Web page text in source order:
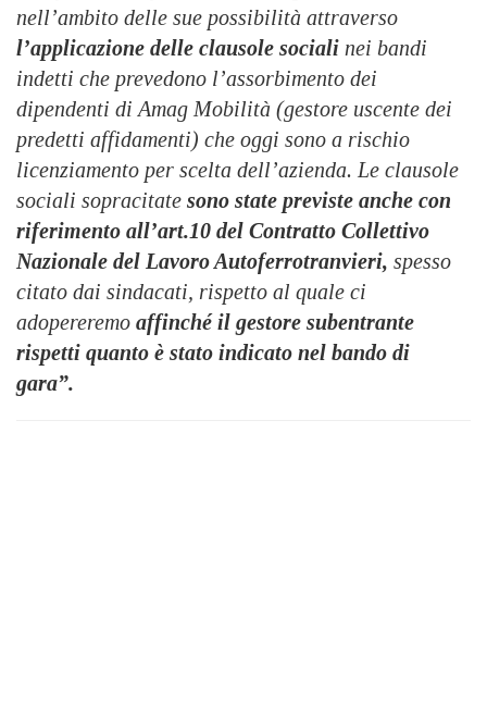
nell’ambito delle sue possibilità attraverso
l’applicazione delle clausole sociali nei bandi
indetti che prevedono l’assorbimento dei
dipendenti di Amag Mobilità (gestore uscente dei
predetti affidamenti) che oggi sono a rischio
licenziamento per scelta dell’azienda. Le clausole
sociali sopracitate sono state previste anche con
riferimento all’art.10 del Contratto Collettivo
Nazionale del Lavoro Autoferrotranvieri, spesso
citato dai sindacati, rispetto al quale ci
adopereremo affinché il gestore subentrante
rispetti quanto è stato indicato nel bando di
gara”.